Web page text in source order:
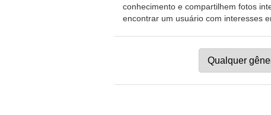
conhecimento e compartilhem fotos
encontrar um usuário com interesses